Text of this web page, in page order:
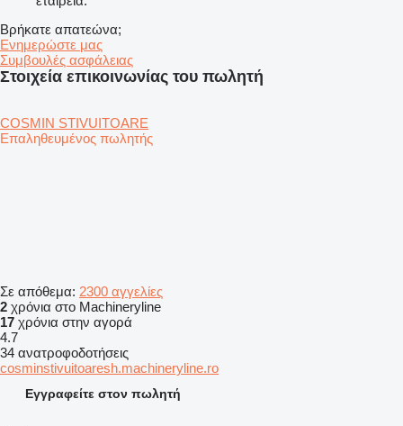
Βρήκατε απατεώνα;
Ενημερώστε μας
Συμβουλές ασφάλειας
Στοιχεία επικοινωνίας του πωλητή
COSMIN STIVUITOARE
Επαληθευμένος πωλητής
Σε απόθεμα: 2300 αγγελίες
2 χρόνια στο Machineryline
17 χρόνια στην αγορά
4.7
34 ανατροφοδοτήσεις
cosminstivuitoaresh.machineryline.ro
Εγγραφείτε στον πωλητή